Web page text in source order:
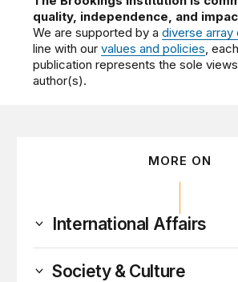
quality, independence, and
We are supported by adiverse array
line with ourvalues and policies,
publication represents the sole
author(s).
MORE ON
International Affairs
Society & Culture